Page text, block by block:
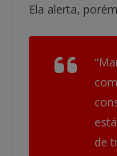
Ela alerta,
de